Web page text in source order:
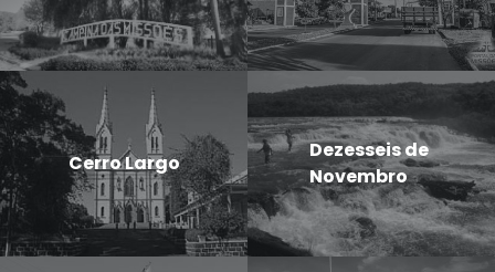
Cerro Largo
Dezesseis de
Novembro